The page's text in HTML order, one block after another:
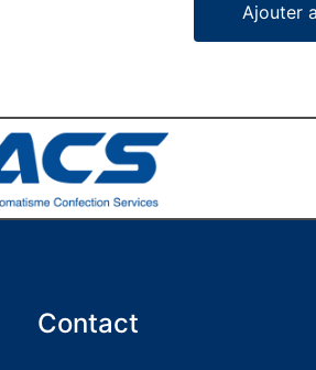
Ajouter
Contact